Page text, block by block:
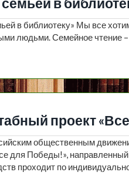
в
в библиотеку» Мы все
людьми. Семейное чтение –
проект
общественным
для Победы!»,
проходит по